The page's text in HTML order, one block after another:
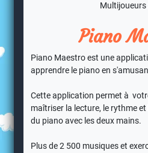
Multijoueurs
Piano
Piano Maestro est une
apprendre le piano en
Cette application permet à
maîtriser la lecture, le rythme
du piano avec les deux mains.
Plus de 2 500 musiques et